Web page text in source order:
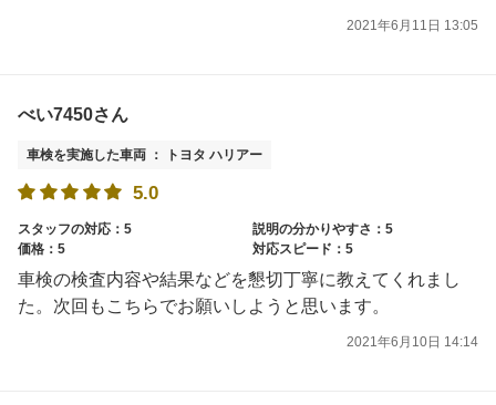
2021年6月11日 13:05
べい7450さん
車検を実施した車両 ： トヨタ ハリアー
5.0
スタッフの対応：5
説明の分かりやすさ：5
価格：5
対応スピード：5
車検の検査内容や結果などを懇切丁寧に教えてくれまし
た。次回もこちらでお願いしようと思います。
2021年6月10日 14:14